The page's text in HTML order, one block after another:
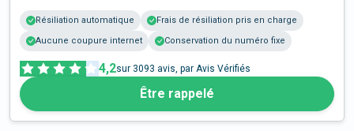
Résiliation automatique
Frais de résiliation pris en charge
Aucune coupure internet
Conservation du numéro fixe
4,2sur 3093 avis, par Avis Vérifiés
Être rappelé